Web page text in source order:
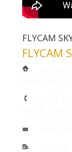
FLYCAM
FLYCAM
Address: 68
Tax code: